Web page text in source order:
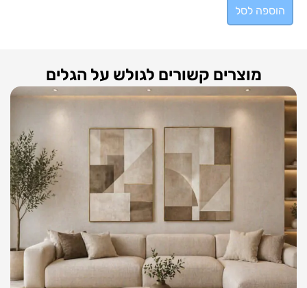
הוספה לסל
מוצרים קשורים לגולש על הגלים